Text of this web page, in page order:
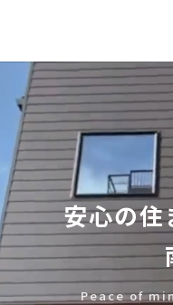
安心の
Peace of